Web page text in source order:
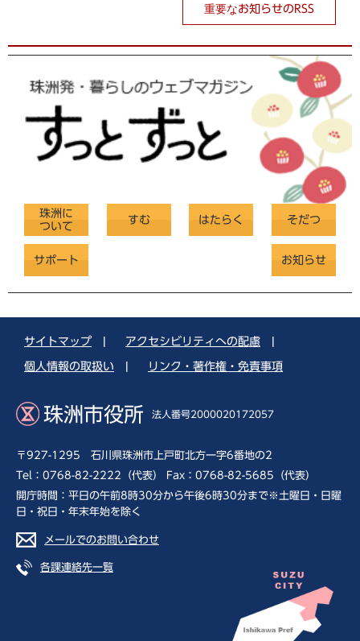
重要なお知らせのRSS
珠洲に
ついて
すむ はたらく そだつ
サポート お知らせ
サイトマップ アクセシビリティへの配慮
個人情報の取扱い リンク・著作権・免責事項
珠洲市役所 法人番号2000020172057
〒927-1295 石川県珠洲市上戸町北方一字6番地の2
Tel：0768-82-2222（代表） Fax：0768-82-5685（代表）
開庁時間：平日の午前8時30分から午後6時30分まで※土曜日・日曜
日・祝日・年末年始を除く
メールでのお問い合わせ
各課連絡先一覧